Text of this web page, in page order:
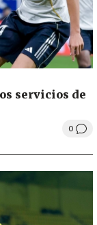
servicios de
0